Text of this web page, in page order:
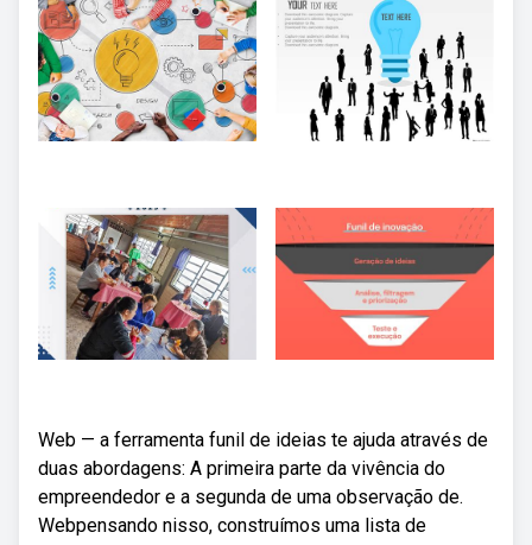
Web — a ferramenta funil de ideias te ajuda através de
duas abordagens: A primeira parte da vivência do
empreendedor e a segunda de uma observação de.
Webpensando nisso, construímos uma lista de